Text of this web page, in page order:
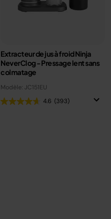
Extracteur de jus à froid Ninja
NeverClog - Pressage lent sans
colmatage
Modèle: JC151EU
4.6 (393)